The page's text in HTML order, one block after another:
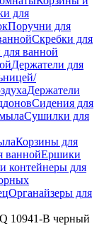
для
Поручни для
Скребки для
ванной
Держатели для
Держатели
Сидения для
Сушилки для
Корзины для
ваннойЕршики
контейнеры для
Органайзеры для
10941-B черный